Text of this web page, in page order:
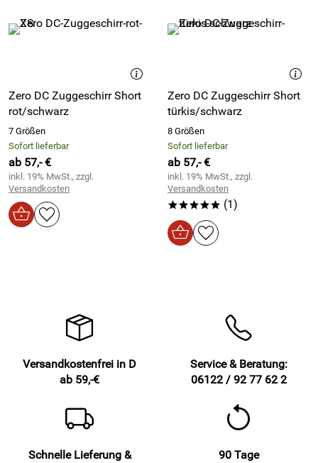
Zero DC Zuggeschirr Short
rot/schwarz
7 Größen
Sofort lieferbar
ab 57,- €
inkl. 19% MwSt., zzgl.
Versandkosten
Zero DC Zuggeschirr Short
türkis/schwarz
8 Größen
Sofort lieferbar
ab 57,- €
inkl. 19% MwSt., zzgl.
Versandkosten
***** (1)
Versandkostenfrei in D
ab 59,-€
Service & Beratung:
06122 / 92 77 62 2
Schnelle Lieferung &
90 Tage